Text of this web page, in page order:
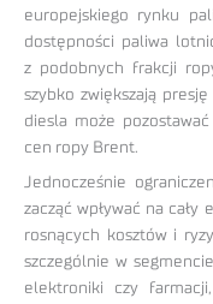
europejskiego rynku
dostępności paliwa
z podobnych frakcji
szybko zwiększają
diesla może
cen ropy Brent.
Jednocześnie
zacząć wpływać na
rosnących kosztów i
szczególnie w
elektroniki czy